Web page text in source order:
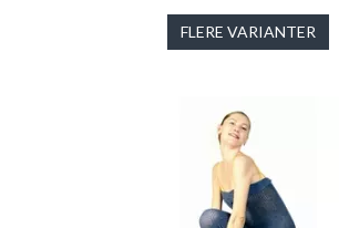
FLERE VARIANTER